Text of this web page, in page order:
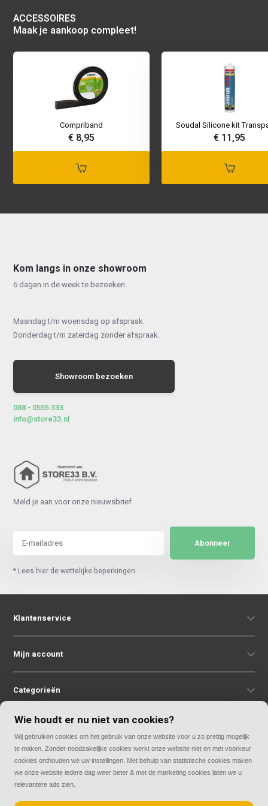
ACCESSOIRES
Maak je aankoop compleet!
Compriband
€ 8,95
Soudal Silicone kit
€ 11,95
Kom langs in onze showroom
6 dagen in de week te bezoeken.
Maandag t/m woensdag op afspraak.
Donderdag t/m zaterdag zonder afspraak.
Showroom bezoeken
088 - 0555 333
info@store33.nl
Meld je aan voor onze nieuwsbrief
Abonneer
* Lees hier de wettelijke beperkingen
Klantenservice
Mijn account
Categorieën
Contact
Wie houdt er nu niet van cookies?
Wij gebruiken cookies om het gebruik van onze website voor u zo prettig mogelijk
te maken. Zonder noodzakelijke cookies werkt onze website niet en met voorkeur
cookies onthouden we uw instellingen. Met behulp van statistische cookies maken
we onze website iedere dag weer beter & met de marketing cookies laten we u
relevantere ads zien.